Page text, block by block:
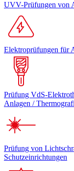
UVV-Prüfungen von
Elektroprüfungen für
Prüfung VdS-
Anlagen /
Prüfung von
Schutzeinrichtungen